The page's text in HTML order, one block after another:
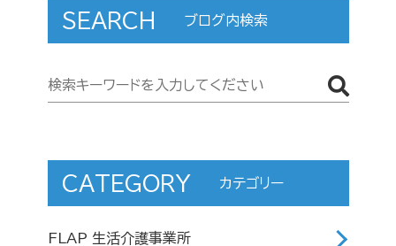
SEARCH ブログ内検索
CATEGORY カテゴリー
FLAP 生活介護事業所
ペ
ー
送
り